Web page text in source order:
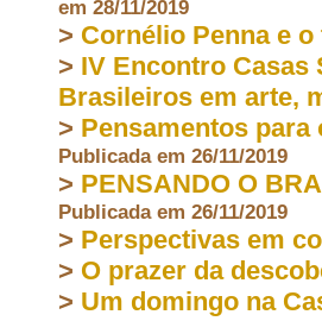
em 28/11/2019
> Cornélio Penna e
> IV Encontro
Brasileiros em arte,
> Pensamentos
Publicada em 26/11/2019
> PENSANDO O
Publicada em 26/11/2019
> Perspectivas em
> O prazer da
> Um domingo na